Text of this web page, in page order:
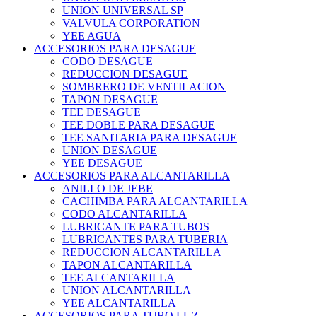
UNION UNIVERSAL SP
VALVULA CORPORATION
YEE AGUA
ACCESORIOS PARA DESAGUE
CODO DESAGUE
REDUCCION DESAGUE
SOMBRERO DE VENTILACION
TAPON DESAGUE
TEE DESAGUE
TEE DOBLE PARA DESAGUE
TEE SANITARIA PARA DESAGUE
UNION DESAGUE
YEE DESAGUE
ACCESORIOS PARA ALCANTARILLA
ANILLO DE JEBE
CACHIMBA PARA ALCANTARILLA
CODO ALCANTARILLA
LUBRICANTE PARA TUBOS
LUBRICANTES PARA TUBERIA
REDUCCION ALCANTARILLA
TAPON ALCANTARILLA
TEE ALCANTARILLA
UNION ALCANTARILLA
YEE ALCANTARILLA